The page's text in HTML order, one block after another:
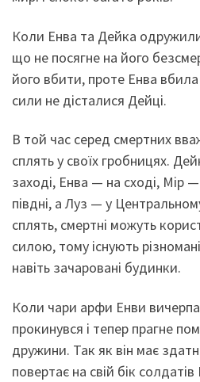
Коли Енва та Дейка
що не посягне на його
його вбити, проте Енва
сили не дісталися Дейці.
В той час серед смертних
сплять у своїх гробницях.
заході, Енва — на сході, Мір
півдні, а Луз — у
сплять, смертні можуть
силою, тому існують
навіть зачаровані будинки.
Коли чари арфи Енви
прокинувся і тепер прагне
дружини. Так як він має
повертає на свій бік